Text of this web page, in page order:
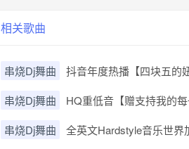
相关歌曲
串烧Dj舞曲 抖音年度热播【四块五的
串烧Dj舞曲 HQ重低音【赠支持我的
串烧Dj舞曲 全英文Hardstyle音乐世